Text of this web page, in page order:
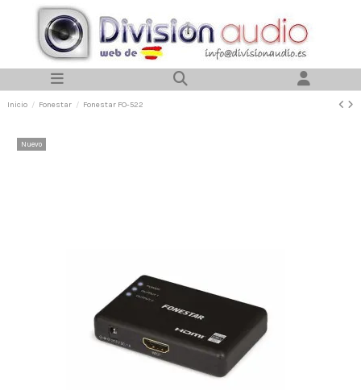
Inicio Fonestar Fonestar FO-522
Nuevo